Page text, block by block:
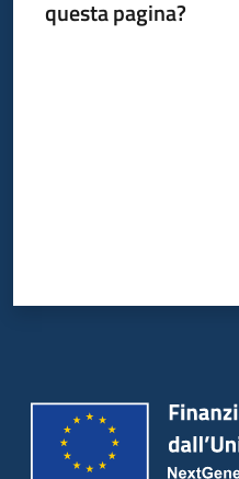
questa pagina?